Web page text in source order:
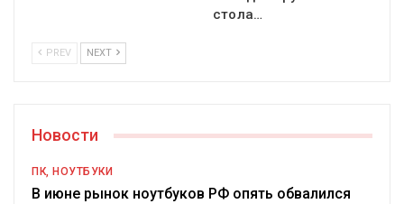
стола…
PREV NEXT
Новости
ПК, НОУТБУКИ
В июне рынок ноутбуков РФ опять обвалился